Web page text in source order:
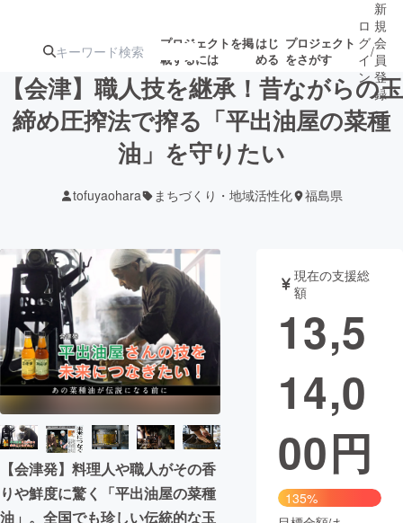
プロジェクトを掲
載するには
はじ
める
プロジェクト
をさがす
注目のリ 注目の新着プロ
ジェクト
募集終了が近いプ
テクノロジー・ガジェット
映像・映画 書籍・雑誌
ビジネス・起業 チャレンジ
まちづくり・地域活性化
CAMPFIRE for Social Good
CAMPFIRE Creation
CAMPFIREふるさと納税machi-ya コミュニティ
ロ
グ
イ
ン
/
新
規
会
員
登
録
【会津】職人技を継承！昔ながらの玉
締め圧搾法で搾る「平出油屋の菜種
油」を守りたい
tofuyaohara まちづくり・地域活性化 福島県
【会津発】料理人や職人がその香
りや鮮度に驚く「平出油屋の菜種
油」。全国でも珍しい伝統的な玉
現在の支援総
額
13,5
14,0
00円
135%